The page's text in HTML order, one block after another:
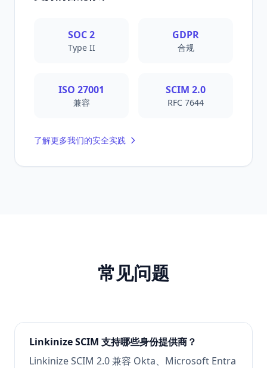
SOC 2
Type II
GDPR
合规
ISO 27001
兼容
SCIM 2.0
RFC 7644
了解更多我们的安全实践
常见问题
Linkinize SCIM 支持哪些身份提供商？
Linkinize SCIM 2.0 兼容 Okta、Microsoft Entra